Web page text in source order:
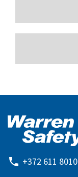
+372 611 8010